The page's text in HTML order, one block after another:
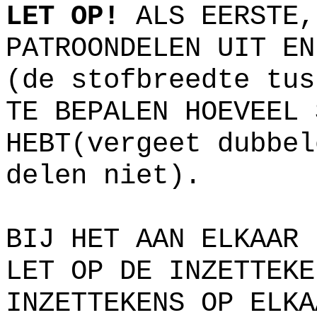
LET OP!
ALS
PATROONDELEN UIT
(de stofbreedte
TE BEPALEN
HEBT(vergeet
delen niet).
BIJ HET AAN ELKAAR
LET OP DE
INZETTEKENS OP